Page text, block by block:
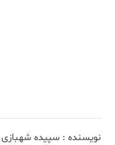
نویسنده : سپیده شهبازی